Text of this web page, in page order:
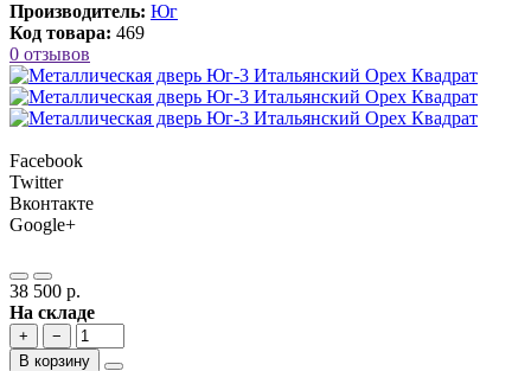
Производитель: Юг
Код товара: 469
0 отзывов
Facebook
Twitter
Вконтакте
Google+
38 500 р.
На складе
+
−
В корзину